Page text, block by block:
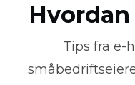
Tips fra e-